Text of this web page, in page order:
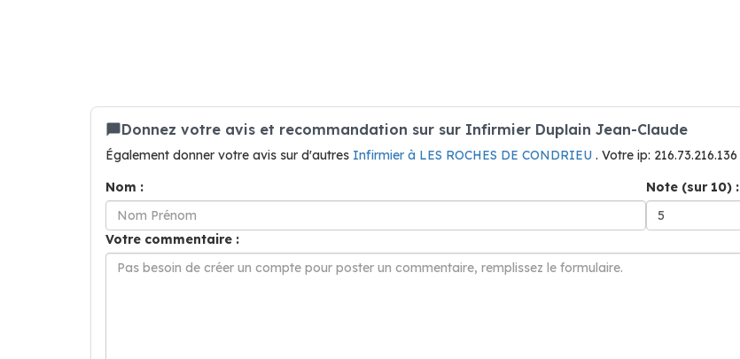
Donnez votre avis et recommandation sur sur Infirmier Duplain Jean-Claude
Également donner votre avis sur d'autres Infirmier à LES ROCHES DE CONDRIEU . Votre ip: 216.73.216.136
Nom :
Note (sur 10) :
Votre commentaire :